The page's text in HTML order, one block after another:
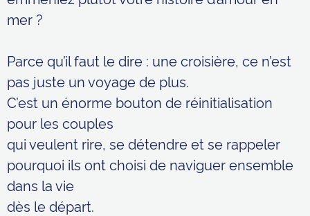
mer ?
Parce qu’il faut le dire : une croisière, ce n’est
pas juste un voyage de plus.
C’est un énorme bouton de réinitialisation
pour les couples
qui veulent rire, se détendre et se rappeler
pourquoi ils ont choisi de naviguer ensemble
dans la vie
dès le départ.